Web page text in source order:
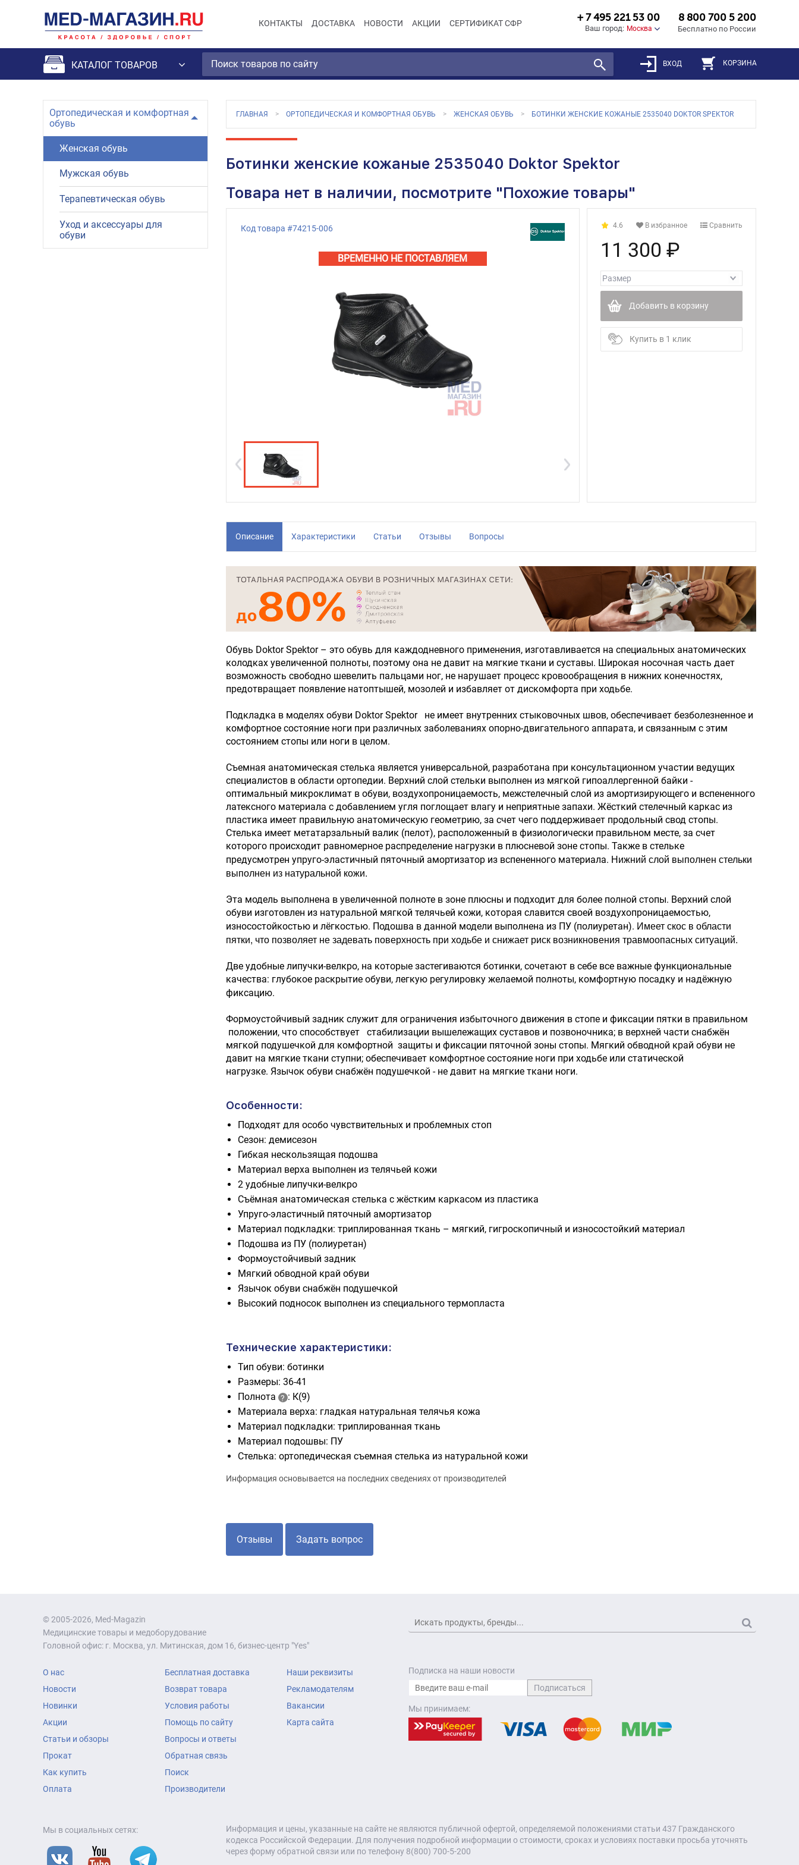
КОНТАКТЫ ДОСТАВКА НОВОСТИ АКЦИИ СЕРТИФИКАТ СФР
+ 7 495 221 53 00
Ваш город: Москва
8 800 700 5 200
Бесплатно по России
КАТАЛОГ ТОВАРОВ ВХОД КОРЗИНА
Ортопедическая и комфортная
обувь
Женская обувь
Мужская обувь
Терапевтическая обувь
Уход и аксессуары для
обуви
ГЛАВНАЯ ОРТОПЕДИЧЕСКАЯ И КОМФОРТНАЯ ОБУВЬ ЖЕНСКАЯ ОБУВЬ БОТИНКИ ЖЕНСКИЕ КОЖАНЫЕ 2535040 DOKTOR SPEKTOR
Ботинки женские кожаные 2535040 Doktor Spektor
Товара нет в наличии, посмотрите "Похожие товары"
Код товара #74215-006
ВРЕМЕННО НЕ ПОСТАВЛЯЕМ
4.6 В избранное Сравнить
11 300 ₽
Добавить в корзину
Купить в 1 клик
Описание Характеристики Статьи Отзывы Вопросы
Обувь Doktor Spektor – это обувь для каждодневного применения, изготавливается на специальных анатомических
колодках увеличенной полноты, поэтому она не давит на мягкие ткани и суставы. Широкая носочная часть дает
возможность свободно шевелить пальцами ног, не нарушает процесс кровообращения в нижних конечностях,
предотвращает появление натоптышей, мозолей и избавляет от дискомфорта при ходьбе.
Подкладка в моделях обуви Doktor Spektor не имеет внутренних стыковочных швов, обеспечивает безболезненное и
комфортное состояние ноги при различных заболеваниях опорно-двигательного аппарата, и связанным с этим
состоянием стопы или ноги в целом.
Съемная анатомическая стелька является универсальной, разработана при консультационном участии ведущих
специалистов в области ортопедии. Верхний слой стельки выполнен из мягкой гипоаллергенной байки -
оптимальный микроклимат в обуви, воздухопроницаемость, межстелечный слой из амортизирующего и вспененного
латексного материала с добавлением угля поглощает влагу и неприятные запахи. Жёсткий стелечный каркас из
пластика имеет правильную анатомическую геометрию, за счет чего поддерживает продольный свод стопы.
Стелька имеет метатарзальный валик (пелот), расположенный в физиологически правильном месте, за счет
которого происходит равномерное распределение нагрузки в плюсневой зоне стопы. Также в стельке
предусмотрен упруго-эластичный пяточный амортизатор из вспененного материала. Нижний слой выполнен стельки
выполнен из натуральной кожи.
Эта модель выполнена в увеличенной полноте в зоне плюсны и подходит для более полной стопы. Верхний слой
обуви изготовлен из натуральной мягкой телячьей кожи, которая славится своей воздухопроницаемостью,
износостойкостью и лёгкостью. Подошва в данной модели выполнена из ПУ (полиуретан). Имеет скос в области
пятки, что позволяет не задевать поверхность при ходьбе и снижает риск возникновения травмоопасных ситуаций.
Две удобные липучки-велкро, на которые застегиваются ботинки, сочетают в себе все важные функциональные
качества: глубокое раскрытие обуви, легкую регулировку желаемой полноты, комфортную посадку и надёжную
фиксацию.
Формоустойчивый задник служит для ограничения избыточного движения в стопе и фиксации пятки в правильном
положении, что способствует стабилизации вышележащих суставов и позвоночника; в верхней части снабжён
мягкой подушечкой для комфортной защиты и фиксации пяточной зоны стопы. Мягкий обводной край обуви не
давит на мягкие ткани ступни; обеспечивает комфортное состояние ноги при ходьбе или статической
нагрузке. Язычок обуви снабжён подушечкой - не давит на мягкие ткани ноги.
Особенности:
Подходят для особо чувствительных и проблемных стоп
Сезон: демисезон
Гибкая нескользящая подошва
Материал верха выполнен из телячьей кожи
2 удобные липучки-велкро
Съёмная анатомическая стелька с жёстким каркасом из пластика
Упруго-эластичный пяточный амортизатор
Материал подкладки: триплированная ткань – мягкий, гигроскопичный и износостойкий материал
Подошва из ПУ (полиуретан)
Формоустойчивый задник
Мягкий обводной край обуви
Язычок обуви снабжён подушечкой
Высокий подносок выполнен из специального термопласта
Технические характеристики:
Тип обуви: ботинки
Размеры: 36-41
Полнота
: К(9)
Материала верха: гладкая натуральная телячья кожа
Материал подкладки: триплированная ткань
Материал подошвы: ПУ
Стелька: ортопедическая съемная стелька из натуральной кожи
Информация основывается на последних сведениях от производителей
Отзывы Задать вопрос
© 2005-2026, Med-Magazin
Медицинские товары и медоборудование
Головной офис: г. Москва, ул. Митинская, дом 16, бизнес-центр "Yes"
О нас
Новости
Новинки
Акции
Статьи и обзоры
Прокат
Как купить
Оплата
Бесплатная доставка
Возврат товара
Условия работы
Помощь по сайту
Вопросы и ответы
Обратная связь
Поиск
Производители
Наши реквизиты
Рекламодателям
Вакансии
Карта сайта
Подписка на наши новости
Мы принимаем:
Мы в социальных сетях:
Информация и цены, указанные на сайте не являются публичной офертой, определяемой положениями статьи 437 Гражданского
кодекса Российской Федерации. Для получения подробной информации о стоимости, сроках и условиях поставки просьба уточнять
через форму обратной связи или по телефону 8(800) 700-5-200